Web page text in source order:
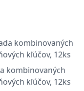
kombinovaných
kľúčov, 12ks